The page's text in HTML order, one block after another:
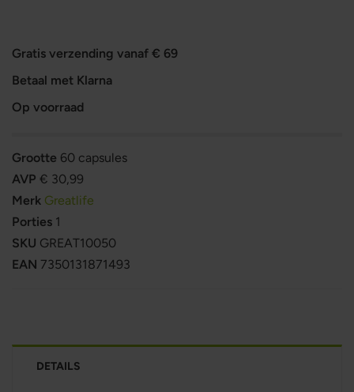
Gratis verzending vanaf € 69
Betaal met Klarna
Op voorraad
Grootte 60 capsules
AVP € 30,99
Merk Greatlife
Porties 1
SKU GREAT10050
EAN 7350131871493
DETAILS